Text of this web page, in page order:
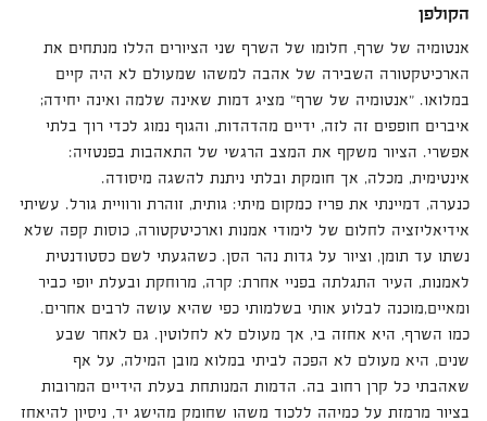
הקולפן
אנטומיה של שרף, חלומו של השרף שני הציורים הללו מנתחים את
הארכיטקטורה השבירה של אהבה למשהו שמעולם לא היה קיים
במלואו. "אנטומיה של שרף" מציג דמות שאינה שלמה ואינה יחידה;
איברים חופפים זה לזה, ידיים מהדהדות, והגוף נמוג לכדי רוך בלתי
אפשרי. הציור משקף את המצב הרגשי של התאהבות בפנטזיה:
אינטימית, מכלה, אך חומקת ובלתי ניתנת להשגה מיסודה.
כנערה, דמיינתי את פריז כמקום מיתי: גותית, זוהרת ורוויית גורל. עשיתי
אידיאליזציה לחלום של לימודי אמנות וארכיטקטורה, כוסות קפה שלא
נשתו עד תומן, וציור על גדות נהר הסן. כשהגעתי לשם כסטודנטית
לאמנות, העיר התגלתה בפניי אחרת: קרה, מרוחקת ובעלת יופי כביר
ומאיים,מוכנה לבלוע אותי בשלמותי כפי שהיא עושה לרבים אחרים.
כמו השרף, היא אחזה בי, אך מעולם לא לחלוטין. גם לאחר שבע
שנים, היא מעולם לא הפכה לביתי במלוא מובן המילה, על אף
שאהבתי כל קרן רחוב בה. הדמות המנותחת בעלת הידיים המרובות
בציור מרמזת על כמיהה ללכוד משהו שחומק מהישג יד, ניסיון להיאחז